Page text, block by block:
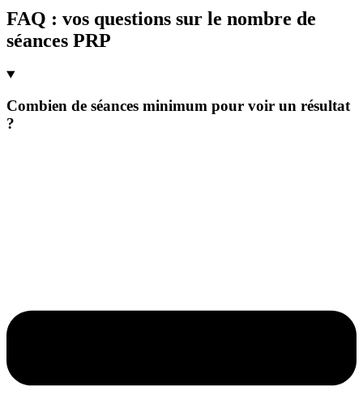
FAQ : vos questions sur le nombre de
séances PRP
Combien de séances minimum pour voir un résultat
?